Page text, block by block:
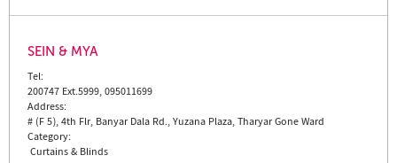
SEIN & MYA
Tel:
200747 Ext.5999, 095011699
Address:
# (F 5), 4th Flr, Banyar Dala Rd., Yuzana Plaza, Tharyar Gone Ward
Category:
Curtains & Blinds